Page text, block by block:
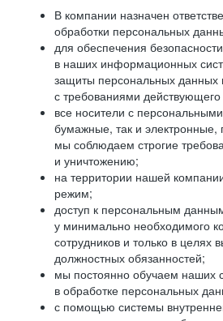
В компании назначен
обработки персональных
для обеспечения
в наших информационных
защиты персональных данных
с требованиями
все носители с
бумажные, так и электронные,
мы соблюдаем строгие
и уничтожению;
на территории нашей
режим;
доступ к персональным
у минимально необходимого
сотрудников и только в целях
должностных обязанностей;
мы постоянно обучаем наших
в обработке персональных
с помощью системы